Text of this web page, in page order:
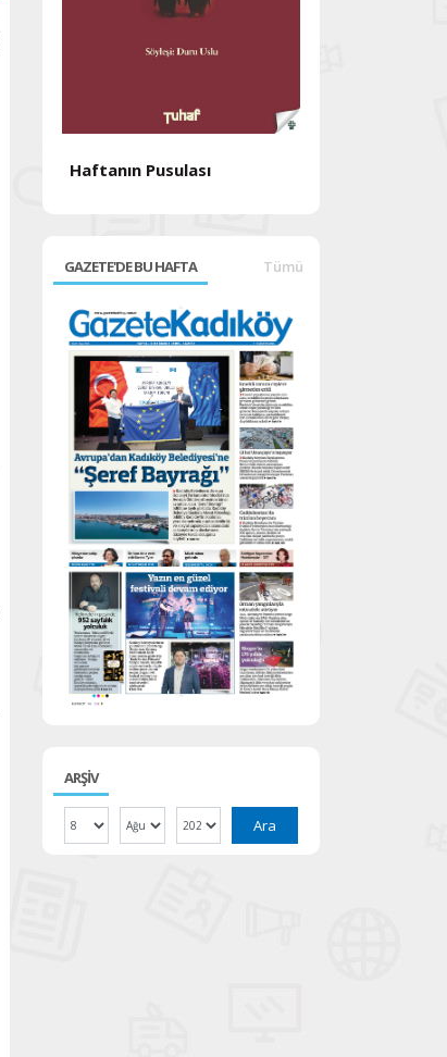
Haftanın Pusulası
GAZETE'DE BU HAFTA Tümü
ARŞİV
Ara